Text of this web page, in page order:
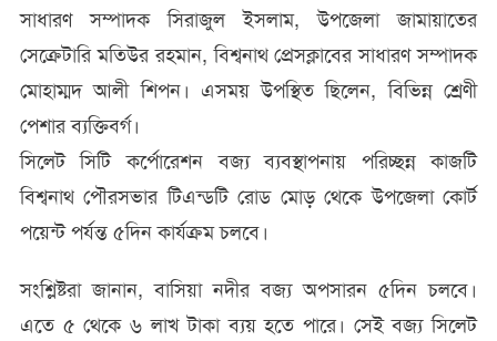
সাধারণ সম্পাদক সিরাজুল ইসলাম, উপজেলা জামায়াতের
সেক্রেটারি মতিউর রহমান, বিশ্বনাথ প্রেসক্লাবের সাধারণ সম্পাদক
মোহাম্মদ আলী শিপন। এসময় উপস্থিত ছিলেন, বিভিন্ন শ্রেণী
পেশার ব্যক্তিবর্গ।
সিলেট সিটি কর্পোরেশন বজ্য ব্যবস্থাপনায় পরিচ্ছন্ন কাজটি
বিশ্বনাথ পৌরসভার টিএন্ডটি রোড মোড় থেকে উপজেলা কোর্ট
পয়েন্ট পর্যন্ত ৫দিন কার্যক্রম চলবে।
সংশ্লিষ্টরা জানান, বাসিয়া নদীর বজ্য অপসারন ৫দিন চলবে।
এতে ৫ থেকে ৬ লাখ টাকা ব্যয় হতে পারে। সেই বজ্য সিলেট